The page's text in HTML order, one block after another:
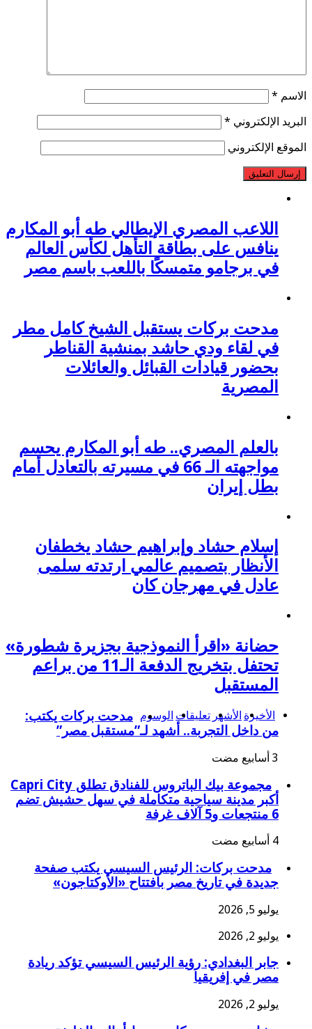
الاسم *
البريد الإلكتروني *
الموقع الإلكتروني
اللاعب المصري الإيطالي طه أبو المكارم
ينافس على بطاقة التأهل لكأس العالم
في برجامو متمسكًا باللعب باسم مصر
مدحت بركات يستقبل الشيخ كامل مطر
في لقاء ودي حاشد بمنشية القناطر
بحضور قيادات القبائل والعائلات
المصرية
بالعلم المصري.. طه أبو المكارم يحسم
مواجهته الـ 66 في مسيرته بالتعادل أمام
بطل إيران
إسلام حشاد وإبراهيم حشاد يخطفان
الأنظار بتصميم عالمي ارتدته سلمى
عادل في مهرجان كان
حضانة «اقرأ النموذجية بجزيرة شطورة»
تحتفل بتخريج الدفعة الـ11 من براعم
المستقبل
الأخيرة الأشهر تعليقات الوسوم مدحت بركات يكتب:
من داخل التجربة.. أشهد لـ”مستقبل مصر”
مجموعة بيك الباتروس للفنادق تطلق Capri City
أكبر مدينة سياحية متكاملة في سهل حشيش تضم
6 منتجعات و5 آلاف غرفة
مدحت بركات: الرئيس السيسي يكتب صفحة
جديدة في تاريخ مصر بافتتاح «الأوكتاجون»
يوليو 5, 2026
يوليو 2, 2026
جابر البغدادي: رؤية الرئيس السيسي تؤكد ريادة
مصر في إفريقيا
يوليو 2, 2026